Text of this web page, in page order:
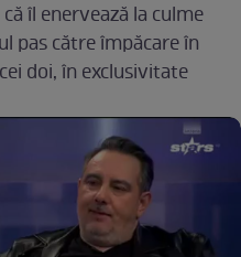
îl enervează la culme
pas către împăcare în
doi, în exclusivitate